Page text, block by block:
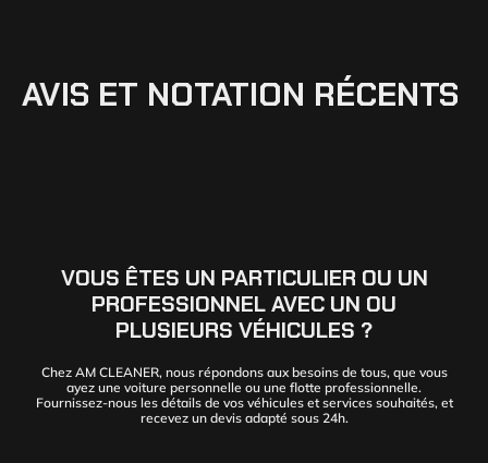
AVIS ET NOTATION RÉCENTS
VOUS ÊTES UN PARTICULIER OU UN
PROFESSIONNEL AVEC UN OU
PLUSIEURS VÉHICULES ?
Chez AM CLEANER, nous répondons aux besoins de tous, que vous
ayez une voiture personnelle ou une flotte professionnelle.
Fournissez-nous les détails de vos véhicules et services souhaités, et
recevez un devis adapté sous 24h.